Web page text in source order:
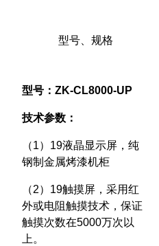
型号、规格
型号：ZK-CL8000-UP
技术参数：
（1）19液晶显示屏，纯
钢制金属烤漆机柜
（2）19触摸屏，采用红
外或电阻触摸技术，保证
触摸次数在5000万次以
上。